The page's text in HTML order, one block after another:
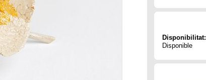
Disponibilitat:
Disponible